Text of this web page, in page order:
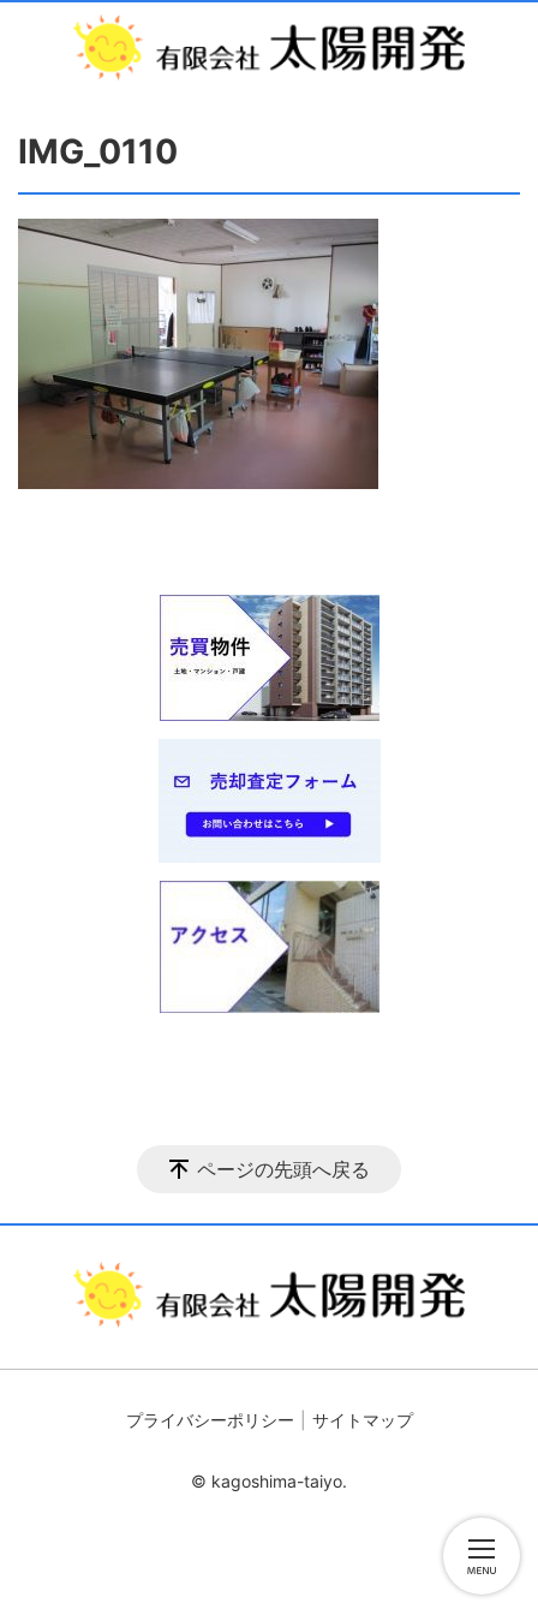
IMG_0110
ページの先頭へ戻る
プライバシーポリシー サイトマップ
© kagoshima-taiyo.